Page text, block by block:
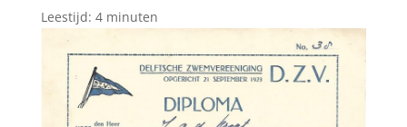
Leestijd: 4 minuten